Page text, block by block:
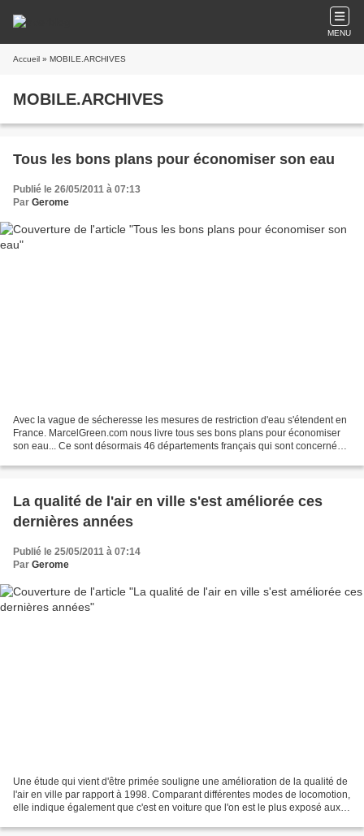
MENU
Accueil » MOBILE.ARCHIVES
MOBILE.ARCHIVES
Tous les bons plans pour économiser son eau
Publié le 26/05/2011 à 07:13
Par Gerome
Avec la vague de sécheresse les mesures de restriction d'eau s'étendent en
France. MarcelGreen.com nous livre tous ses bons plans pour économiser
son eau... Ce sont désormais 46 départements français qui sont concernés
La qualité de l'air en ville s'est améliorée ces
dernières années
Publié le 25/05/2011 à 07:14
Par Gerome
Une étude qui vient d'être primée souligne une amélioration de la qualité de
l'air en ville par rapport à 1998. Comparant différentes modes de locomotion,
elle indique également que c'est en voiture que l'on est le plus exposé aux